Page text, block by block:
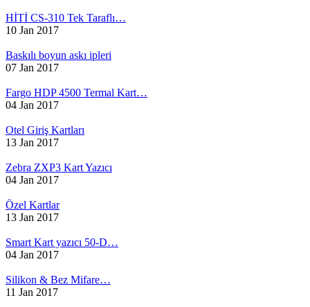
HİTİ CS-310 Tek Taraflı…
10 Jan 2017
Baskılı boyun askı ipleri
07 Jan 2017
Fargo HDP 4500 Termal Kart…
04 Jan 2017
Otel Giriş Kartları
13 Jan 2017
Zebra ZXP3 Kart Yazıcı
04 Jan 2017
Özel Kartlar
13 Jan 2017
Smart Kart yazıcı 50-D…
04 Jan 2017
Silikon & Bez Mifare…
11 Jan 2017